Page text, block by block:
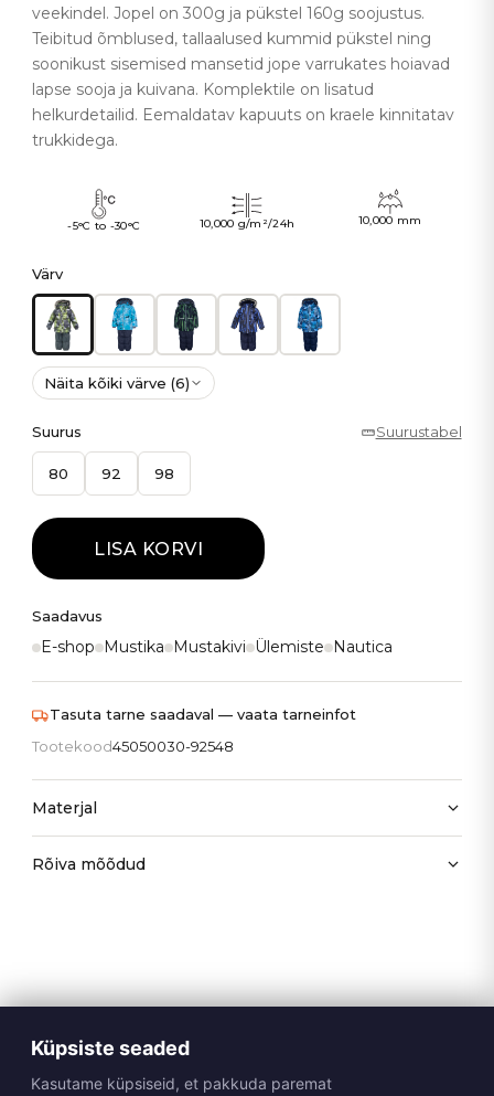
veekindel. Jopel on 300g ja pükstel 160g soojustus.
Teibitud õmblused, tallaalused kummid pükstel ning
soonikust sisemised mansetid jope varrukates hoiavad
lapse sooja ja kuivana. Komplektile on lisatud
helkurdetailid. Eemaldatav kapuuts on kraele kinnitatav
trukkidega.
-5°C to -30°C 10,000 g/m²/24h 10,000 mm
Värv
Näita kõiki värve (6)
Suurus Suurustabel
80 92 98
LISA KORVI
Saadavus
E-shop Mustika Mustakivi Ülemiste Nautica
Tasuta tarne saadaval — vaata tarneinfot
Tootekood45050030-92548
Materjal
Rõiva mõõdud
Küpsiste seaded
Kasutame küpsiseid, et pakkuda paremat